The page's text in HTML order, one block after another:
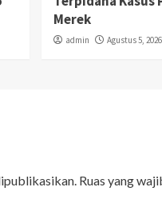
Merek
admin Agustus 5, 2026
Ruas yang